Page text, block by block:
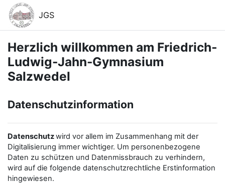
Zum Hauptinhalt
JGS
Herzlich willkommen am Friedrich-
Ludwig-Jahn-Gymnasium
Salzwedel
Datenschutzinformation
Datenschutzwird vor allem im Zusammenhang mit der
Digitalisierung immer wichtiger. Um personenbezogene
Daten zu schützen und Datenmissbrauch zu verhindern,
wird auf die folgende datenschutzrechtliche Erstinformation
hingewiesen.